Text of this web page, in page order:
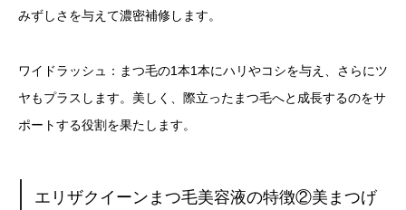
みずしさを与えて濃密補修します。
ワイドラッシュ：まつ毛の1本1本にハリやコシを与え、さらにツ
ヤもプラスします。美しく、際立ったまつ毛へと成長するのをサ
ポートする役割を果たします。
エリザクイーンまつ毛美容液の特徴②美まつげ